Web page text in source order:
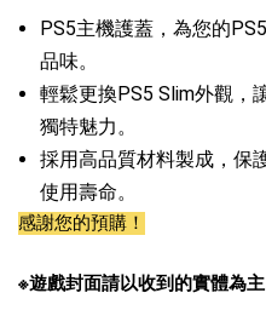
PS5主機護蓋，為您的
品味。
輕鬆更換PS5 Slim外觀，
獨特魅力。
採用高品質材料製成，保
使用壽命。
感謝您的預購！
※遊戲封面請以收到的實體為主